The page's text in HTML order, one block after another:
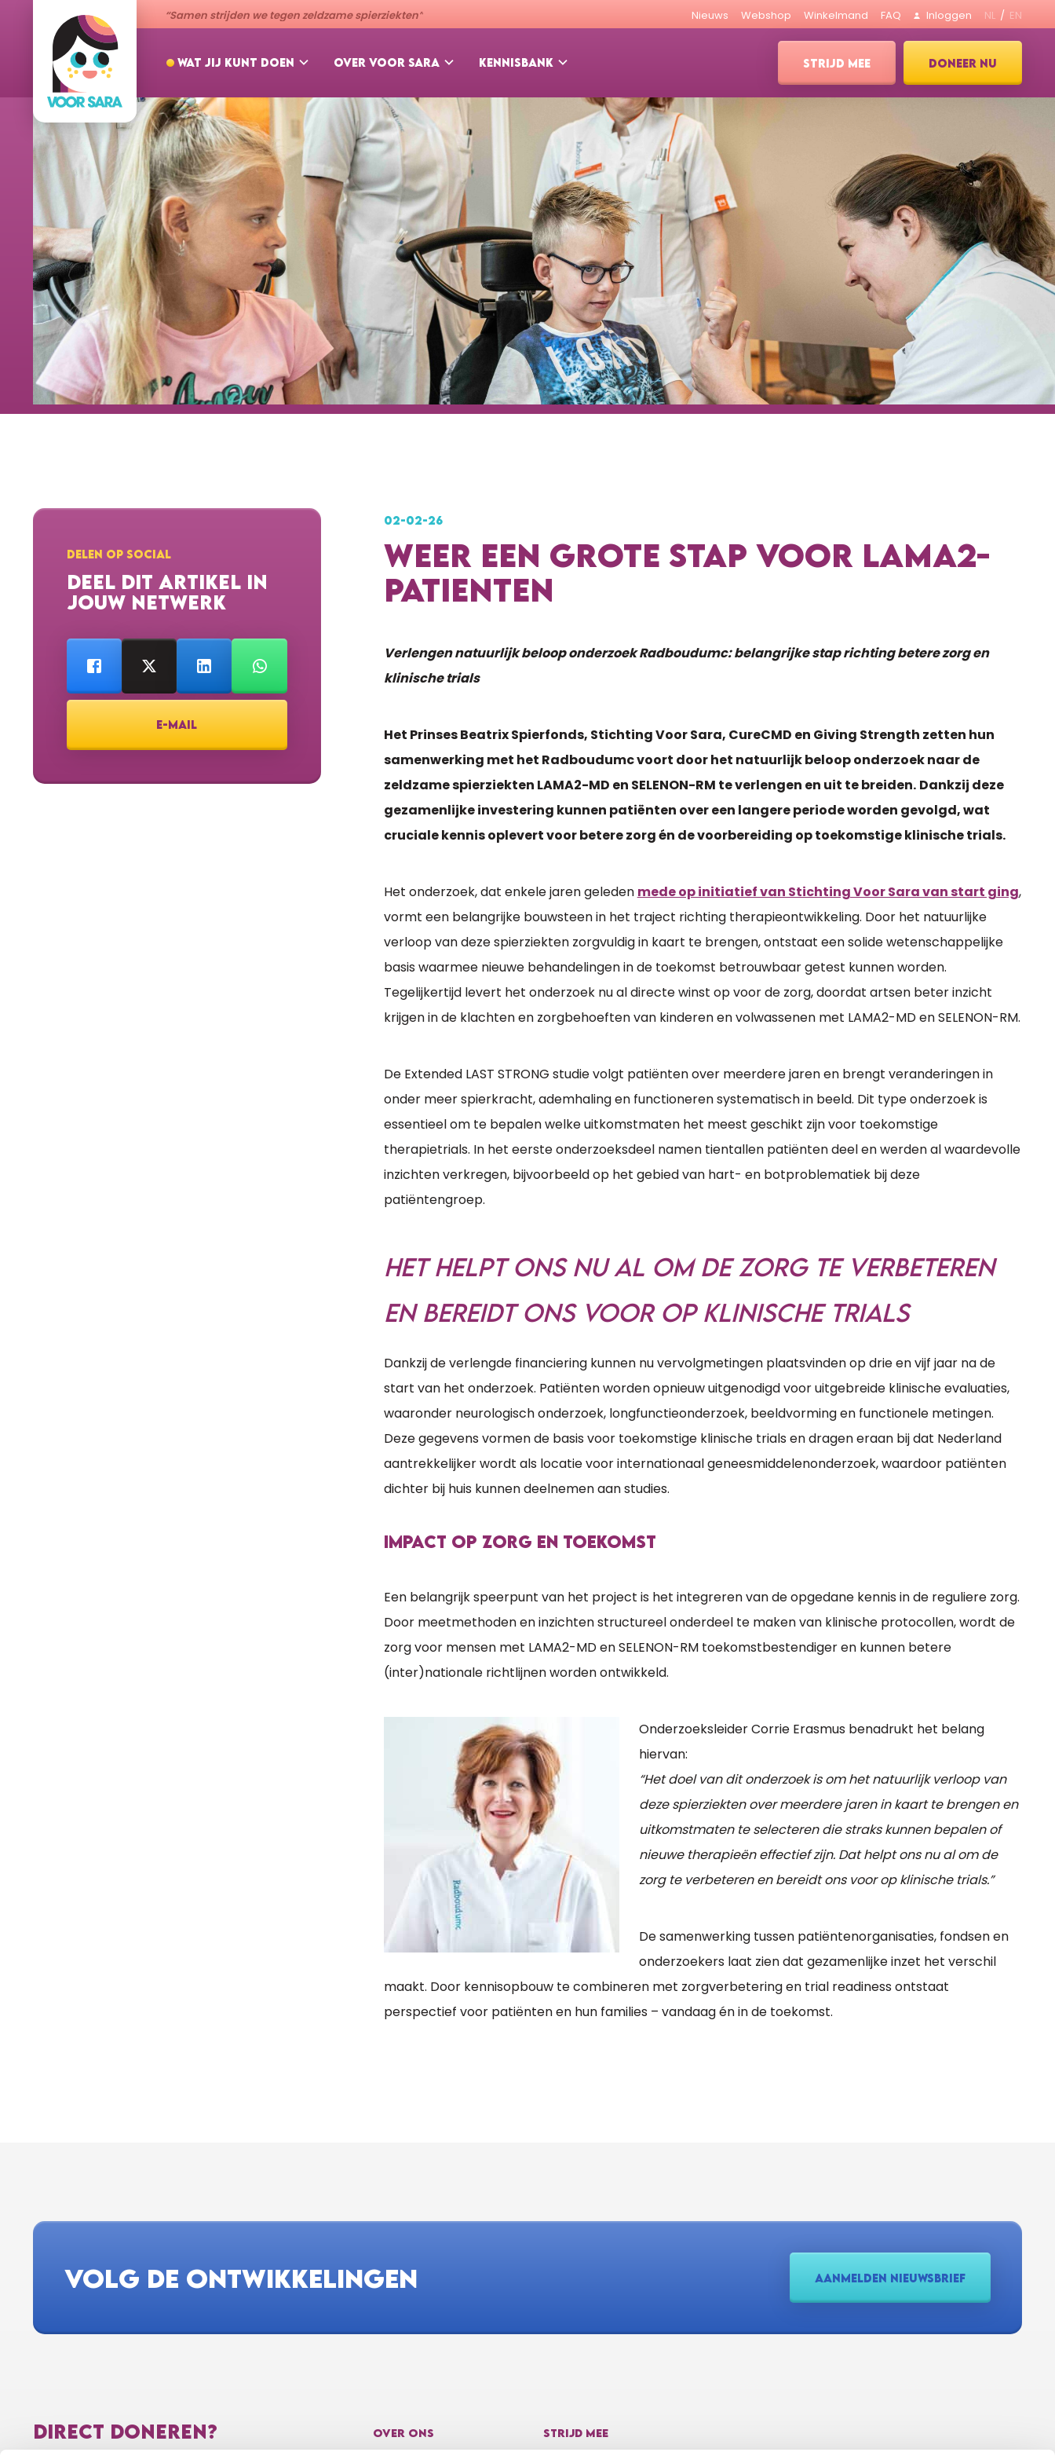
“Samen strijden we tegen zeldzame spierziekten” Nieuws Webshop Winkelmand FAQ Inloggen NL EN
WAT JIJ KUNT DOEN OVER VOOR SARA KENNISBANK STRIJD MEE DONEER NU
02-02-26
WEER EEN GROTE STAP VOOR LAMA2-
PATIENTEN
Verlengen natuurlijk beloop onderzoek Radboudumc: belangrijke stap richting betere zorg en
klinische trials
Het Prinses Beatrix Spierfonds, Stichting Voor Sara, CureCMD en Giving Strength zetten hun
samenwerking met het Radboudumc voort door het natuurlijk beloop onderzoek naar de
zeldzame spierziekten LAMA2-MD en SELENON-RM te verlengen en uit te breiden. Dankzij deze
gezamenlijke investering kunnen patiënten over een langere periode worden gevolgd, wat
cruciale kennis oplevert voor betere zorg én de voorbereiding op toekomstige klinische trials.
Het onderzoek, dat enkele jaren geleden mede op initiatief van Stichting Voor Sara van start ging,
vormt een belangrijke bouwsteen in het traject richting therapieontwikkeling. Door het natuurlijke
verloop van deze spierziekten zorgvuldig in kaart te brengen, ontstaat een solide wetenschappelijke
basis waarmee nieuwe behandelingen in de toekomst betrouwbaar getest kunnen worden.
Tegelijkertijd levert het onderzoek nu al directe winst op voor de zorg, doordat artsen beter inzicht
krijgen in de klachten en zorgbehoeften van kinderen en volwassenen met LAMA2-MD en SELENON-RM.
De Extended LAST STRONG studie volgt patiënten over meerdere jaren en brengt veranderingen in
onder meer spierkracht, ademhaling en functioneren systematisch in beeld. Dit type onderzoek is
essentieel om te bepalen welke uitkomstmaten het meest geschikt zijn voor toekomstige
therapietrials. In het eerste onderzoeksdeel namen tientallen patiënten deel en werden al waardevolle
inzichten verkregen, bijvoorbeeld op het gebied van hart- en botproblematiek bij deze
patiëntengroep.
Het helpt ons nu al om de zorg te verbeteren
en bereidt ons voor op klinische trials
Dankzij de verlengde financiering kunnen nu vervolgmetingen plaatsvinden op drie en vijf jaar na de
start van het onderzoek. Patiënten worden opnieuw uitgenodigd voor uitgebreide klinische evaluaties,
waaronder neurologisch onderzoek, longfunctieonderzoek, beeldvorming en functionele metingen.
Deze gegevens vormen de basis voor toekomstige klinische trials en dragen eraan bij dat Nederland
aantrekkelijker wordt als locatie voor internationaal geneesmiddelenonderzoek, waardoor patiënten
dichter bij huis kunnen deelnemen aan studies.
IMPACT OP ZORG EN TOEKOMST
Een belangrijk speerpunt van het project is het integreren van de opgedane kennis in de reguliere zorg.
Door meetmethoden en inzichten structureel onderdeel te maken van klinische protocollen, wordt de
zorg voor mensen met LAMA2-MD en SELENON-RM toekomstbestendiger en kunnen betere
(inter)nationale richtlijnen worden ontwikkeld.
Onderzoeksleider Corrie Erasmus benadrukt het belang
hiervan:
“Het doel van dit onderzoek is om het natuurlijk verloop van
deze spierziekten over meerdere jaren in kaart te brengen en
uitkomstmaten te selecteren die straks kunnen bepalen of
nieuwe therapieën effectief zijn. Dat helpt ons nu al om de
zorg te verbeteren en bereidt ons voor op klinische trials.”
De samenwerking tussen patiëntenorganisaties, fondsen en
onderzoekers laat zien dat gezamenlijke inzet het verschil
maakt. Door kennisopbouw te combineren met zorgverbetering en trial readiness ontstaat
perspectief voor patiënten en hun families – vandaag én in de toekomst.
DELEN OP SOCIAL
DEEL DIT ARTIKEL IN
JOUW NETWERK
E-MAIL
VOLG DE ONTWIKKELINGEN AANMELDEN NIEUWSBRIEF
DIRECT DONEREN? OVER ONS STRIJD MEE